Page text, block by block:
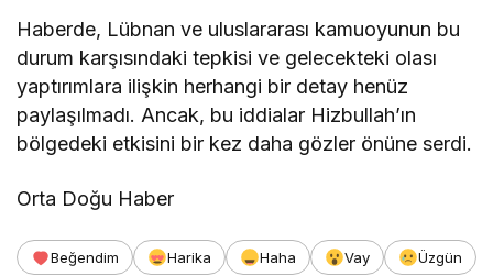
Haberde, Lübnan ve uluslararası kamuoyunun bu
durum karşısındaki tepkisi ve gelecekteki olası
yaptırımlara ilişkin herhangi bir detay henüz
paylaşılmadı. Ancak, bu iddialar Hizbullah’ın
bölgedeki etkisini bir kez daha gözler önüne serdi.
Orta Doğu Haber
Beğendim Harika Haha Vay
Üzgün